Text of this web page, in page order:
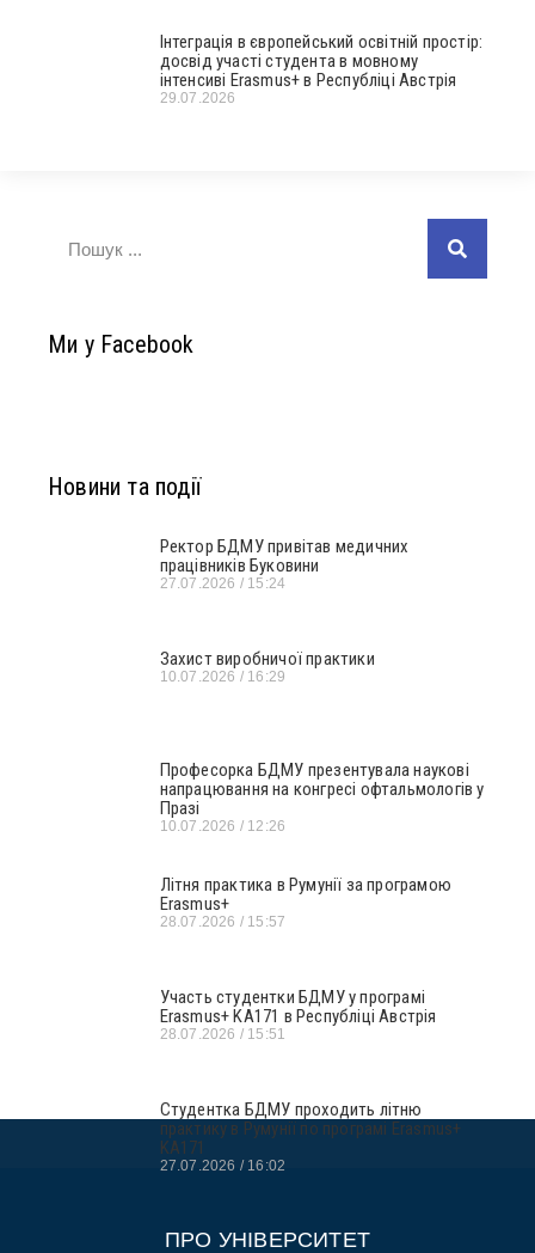
Інтеграція в європейський освітній простір:
досвід участі студента в мовному
інтенсиві Erasmus+ в Республіці Австрія
29.07.2026
Ми у Facebook
Новини та події
Ректор БДМУ привітав медичних
працівників Буковини
27.07.2026 15:24
Захист виробничої практики
10.07.2026 16:29
Професорка БДМУ презентувала наукові
напрацювання на конгресі офтальмологів у
Празі
10.07.2026 12:26
Літня практика в Румунії за програмою
Erasmus+
28.07.2026 15:57
Участь студентки БДМУ у програмі
Erasmus+ KA171 в Республіці Австрія
28.07.2026 15:51
Студентка БДМУ проходить літню
практику в Румунії по програмі Erasmus+
KA171
27.07.2026 16:02
ПРО УНІВЕРСИТЕТ